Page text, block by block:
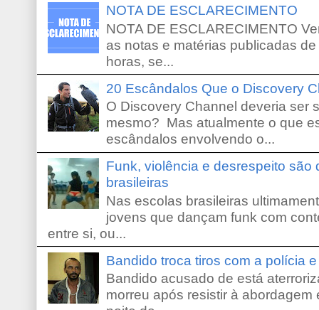
NOTA DE ESCLARECIMENTO
NOTA DE ESCLARECIMENTO
as notas e matérias publicadas
horas, se...
20 Escândalos Que o Discovery
O Discovery Channel deveria ser
mesmo? Mas atualmente o que
escândalos envolvendo o...
Funk, violência e desrespeito são
brasileiras
Nas escolas brasileiras
jovens que dançam funk com
entre si, ou...
Bandido troca tiros com a polícia
Bandido acusado de está
morreu após resistir à